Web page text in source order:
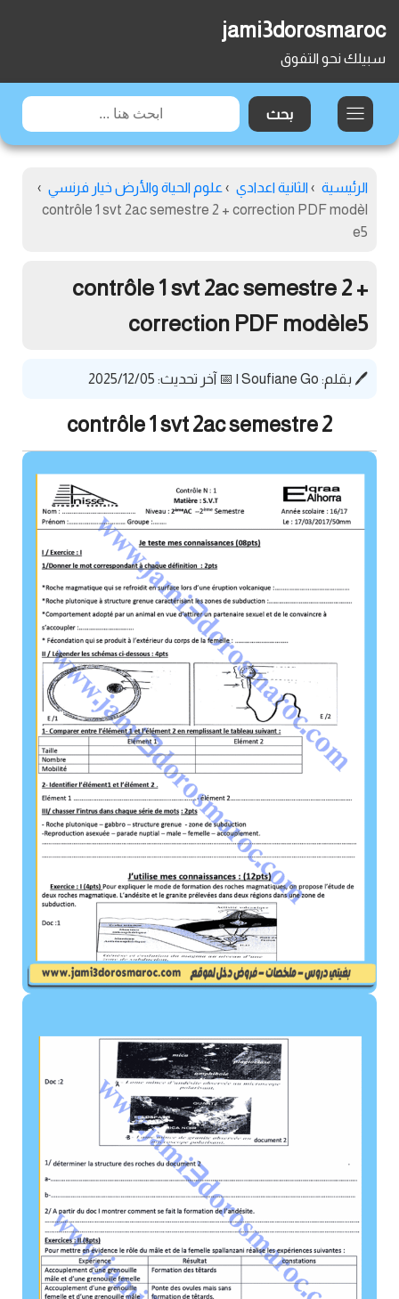
jami3dorosmaroc
سبيلك نحو التفوق
الرئيسية › الثانية اعدادي › علوم الحياة والأرض خيار فرنسي ›
contrôle 1 svt 2ac semestre 2 + correction PDF modèl
e5
contrôle 1 svt 2ac semestre 2 +
correction PDF modèle5
🖊️ بقلم: Soufiane Go
| 📅 آخر تحديث: 2025/12/05
contrôle 1 svt 2ac semestre 2